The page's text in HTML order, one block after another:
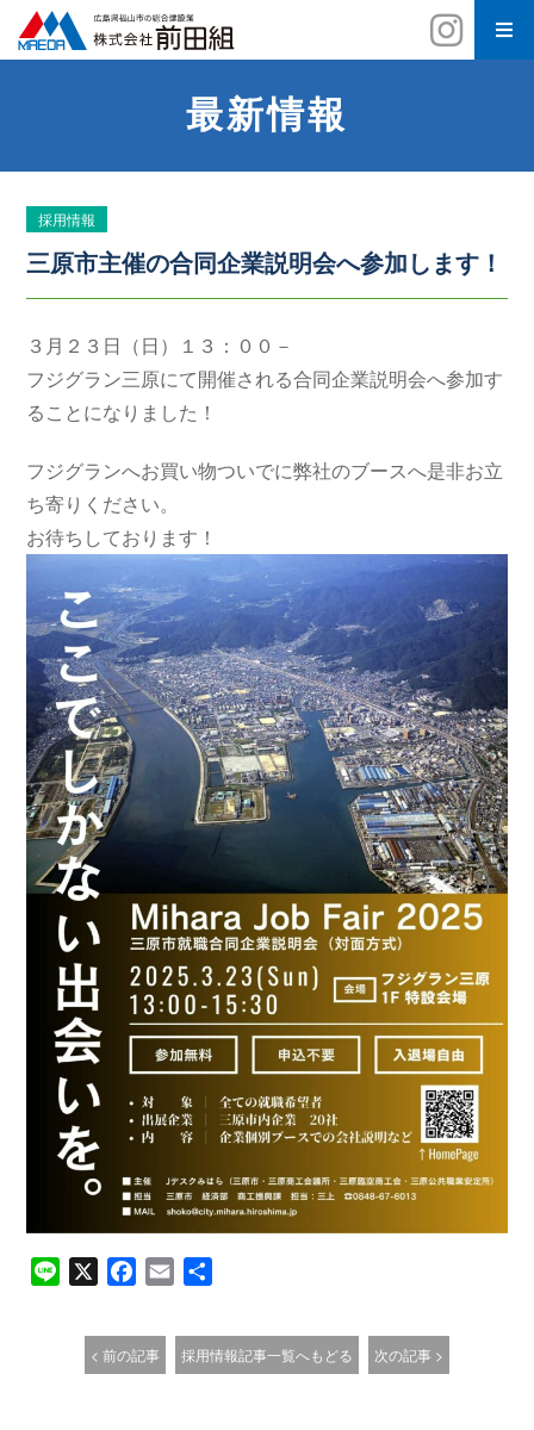
最新情報
採用情報
三原市主催の合同企業説明会へ参加します！
３月２３日（日）１３：００－
フジグラン三原にて開催される合同企業説明会へ参加す
ることになりました！
フジグランへお買い物ついでに弊社のブースへ是非お立
ち寄りください。
お待ちしております！
Line FacebookEmail
< 前の記事 採用情報記事一覧へもどる 次の記事 >